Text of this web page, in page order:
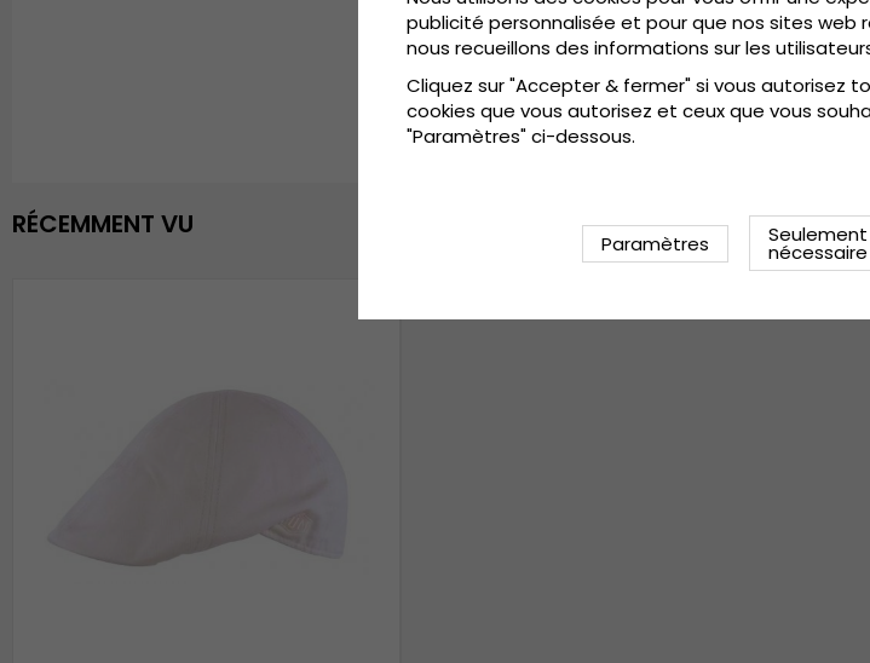
Le
RÉCEMMENT VU
publicité personnalisée et pour que nos sites
nous recueillons des informations sur les
Cliquez sur "Accepter & fermer" si vous autorisez
cookies que vous autorisez et ceux que vous
"Paramètres" ci-dessous.
Paramètres Seulement
nécessaire